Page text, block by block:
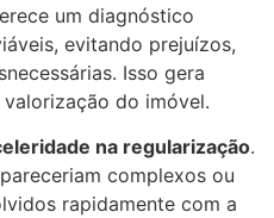
um diagnóstico
evitando prejuízos,
Isso gera
do imóvel.
na regularização.
complexos ou
rapidamente com a